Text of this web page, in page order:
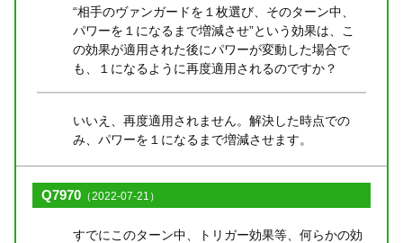
“相手のヴァンガードを１枚選び、そのターン中、
パワーを１になるまで増減させ”という効果は、こ
の効果が適用された後にパワーが変動した場合で
も、１になるように再度適用されるのですか？
いいえ、再度適用されません。解決した時点での
み、パワーを１になるまで増減させます。
Q7970 （2022-07-21）
すでにこのターン中、トリガー効果等、何らかの効